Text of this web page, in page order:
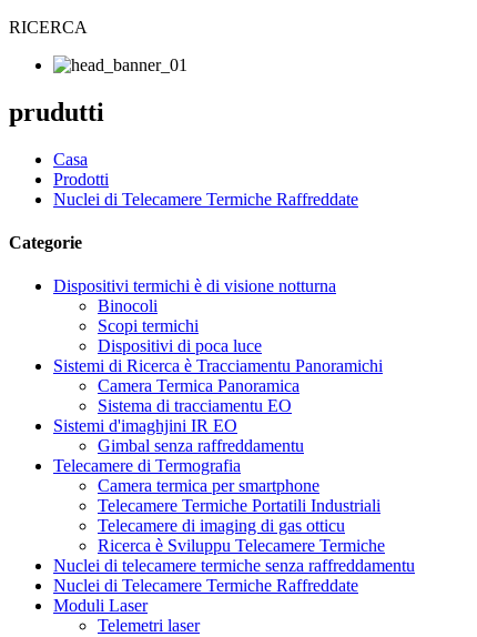
RICERCA
prudutti
Casa
Prodotti
Nuclei di Telecamere Termiche Raffreddate
Categorie
Dispositivi termichi è di visione notturna
Binocoli
Scopi termichi
Dispositivi di poca luce
Sistemi di Ricerca è Tracciamentu Panoramichi
Camera Termica Panoramica
Sistema di tracciamentu EO
Sistemi d'imaghjini IR EO
Gimbal senza raffreddamentu
Telecamere di Termografia
Camera termica per smartphone
Telecamere Termiche Portatili Industriali
Telecamere di imaging di gas otticu
Ricerca è Sviluppu Telecamere Termiche
Nuclei di telecamere termiche senza raffreddamentu
Nuclei di Telecamere Termiche Raffreddate
Moduli Laser
Telemetri laser